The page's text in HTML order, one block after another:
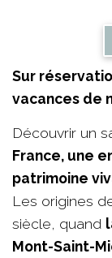
Sur
vacances de
Découvrir un
France, une
patrimoine
Les origines
siècle, quand
Mont-Saint-